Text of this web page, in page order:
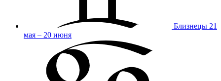
Близнецы 21
мая – 20 июня